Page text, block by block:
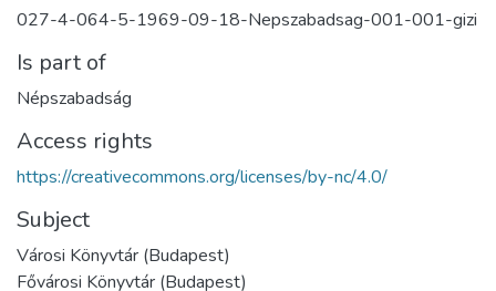
027-4-064-5-1969-09-18-Nepszabadsag-001-001-gizi
Is part of
Népszabadság
Access rights
https://creativecommons.org/licenses/by-nc/4.0/
Subject
Városi Könyvtár (Budapest)
Fővárosi Könyvtár (Budapest)